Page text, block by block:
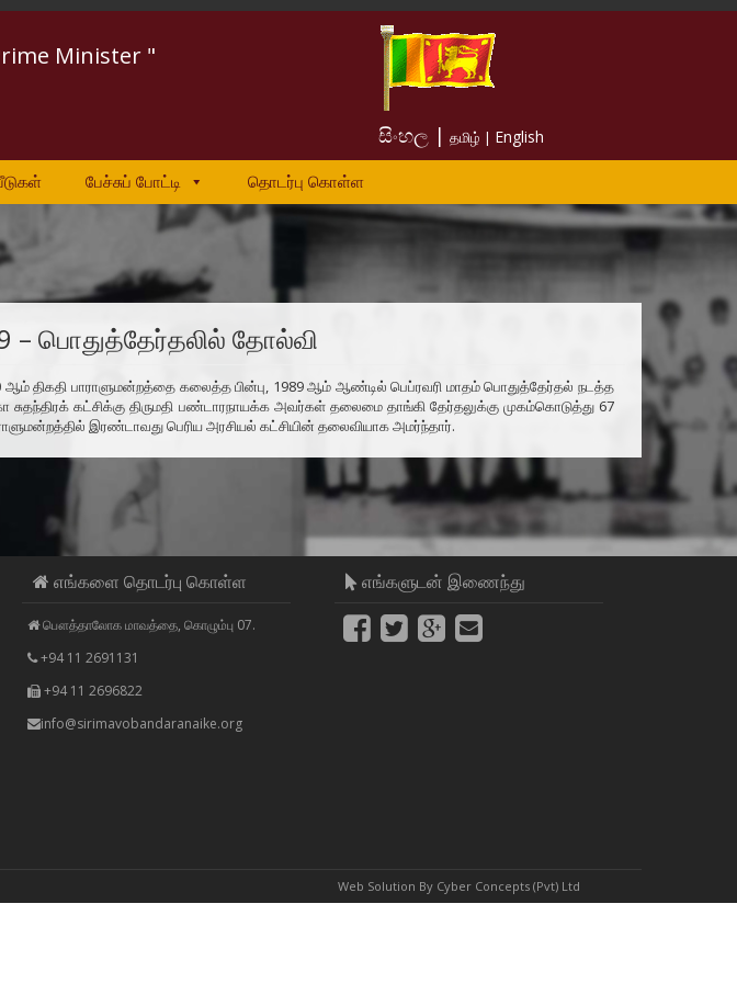
Minister "
සිංහල | தமிழ் | English
பேச்சுப் போட்டி தொடர்பு கொள்ள
– பொதுத்தேர்தலில் தோல்வி
திகதி பாராளுமன்றத்தை கலைத்த பின்பு, 1989 ஆம் ஆண்டில் பெப்ரவரி மாதம் பொதுத்தேர்தல் நடத்த
சுதந்திரக் கட்சிக்கு திருமதி பண்டாரநாயக்க அவர்கள் தலைமை தாங்கி தேர்தலுக்கு முகம்கொடுத்து 67
இரண்டாவது பெரிய அரசியல் கட்சியின் தலைவியாக அமர்ந்தார்.
எங்களை தொடர்பு கொள்ள
பௌத்தாலோக மாவத்தை, கொழும்பு 07.
+94 11 2691131
+94 11 2696822
info@sirimavobandaranaike.org
எங்களுடன் இணைந்து
Web Solution By Cyber Concepts (Pvt) Ltd